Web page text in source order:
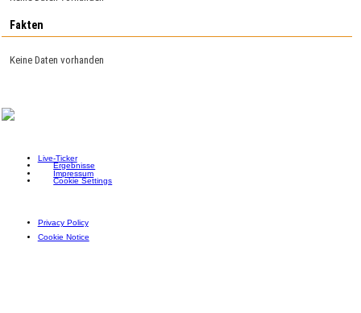
Fakten
Keine Daten vorhanden
Live-Ticker
Ergebnisse
Impressum
Cookie Settings
Privacy Policy
Cookie Notice